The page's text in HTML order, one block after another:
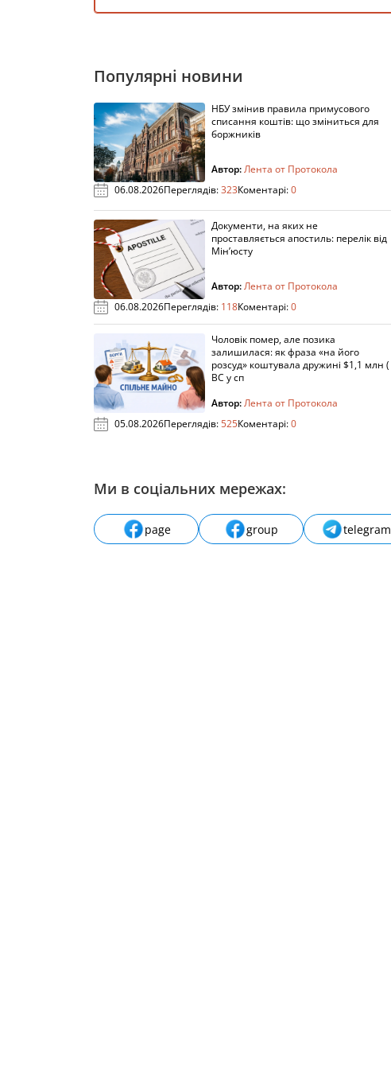
Популярні новини
НБУ змінив правила примусового
списання коштів: що зміниться для
боржників
Автор:Лента от Протокола
06.08.2026Переглядів:323Коментарі:0
Документи, на яких не
проставляється апостиль: перелік від
Мін’юсту
Автор:Лента от Протокола
06.08.2026Переглядів: 118Коментарі:0
Чоловік помер, але позика
залишилася: як фраза «на його
розсуд» коштувала дружині $1,1 млн (
ВС у сп
Автор:Лента от Протокола
05.08.2026Переглядів:525Коментарі:0
Ми в соціальних мережах:
page group telegram